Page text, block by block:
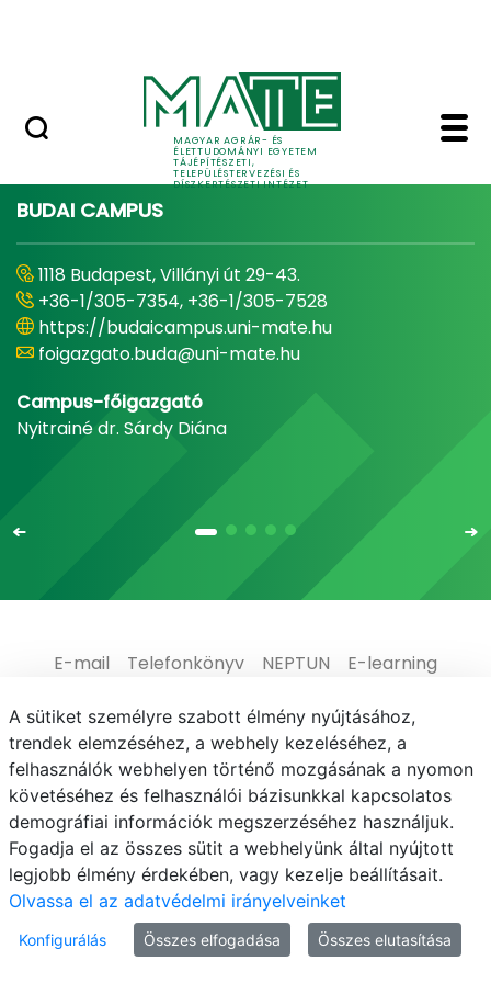
MAGYAR AGRÁR- ÉS
ÉLETTUDOMÁNYI EGYETEM
TÁJÉPÍTÉSZETI,
TELEPÜLÉSTERVEZÉSI ÉS
DÍSZKERTÉSZETI INTÉZET
Home - Tájépítészeti,
BUDAI CAMPUS
1118 Budapest, Villányi út 29-43.
+36-1/305-7354, +36-1/305-7528
https://budaicampus.uni-mate.hu
foigazgato.buda@uni-mate.hu
Campus-főigazgató
Nyitrainé dr. Sárdy Diána
E-mail Telefonkönyv NEPTUN
E-learning
Adatvédelem
© MATE 2021
A sütiket személyre szabott élmény nyújtásához,
trendek elemzéséhez, a webhely kezeléséhez, a
felhasználók webhelyen történő mozgásának a nyomon
követéséhez és felhasználói bázisunkkal kapcsolatos
demográfiai információk megszerzéséhez használjuk.
Fogadja el az összes sütit a webhelyünk által nyújtott
legjobb élmény érdekében, vagy kezelje beállításait.
Olvassa el az adatvédelmi irányelveinket
Konfigurálás Összes elfogadása Összes elutasítása